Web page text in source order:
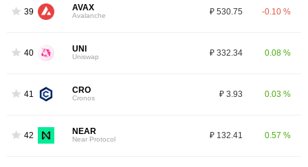
39 AVAX
Avalanche ₽ 530.75 -0.10 %
40 UNI
Uniswap ₽ 332.34 0.08 %
41 CRO
Cronos ₽ 3.93 0.03 %
42 NEAR
Near Protocol ₽ 132.41 0.57 %